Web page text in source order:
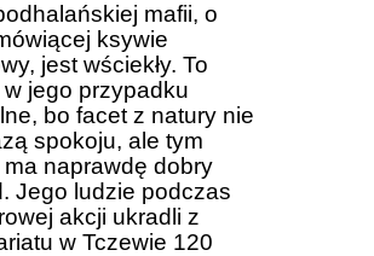
mafii, o
ksywie
jest wściekły. To
jego przypadku
bo facet z natury nie
spokoju, ale tym
ma naprawdę dobry
Jego ludzie podczas
akcji ukradli z
w Tczewie 120